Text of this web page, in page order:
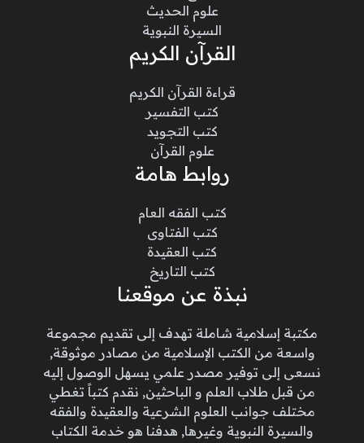
علوم الحديث
السيرة النبوية
القرآن الكريم
قراءة القرآن الكريم
كتب التفسير
كتب التجويد
علوم القرآن
روابط هامة
كتب الفقه العام
كتب الفتاوى
كتب العقيدة
كتب التاريخ
نبذة عن موقعنا
مكتبة إسلامية شاملة تهدف إلى تقديم مجموعة
واسعة من الكتب الإسلامية من مصادر موثوقة,
نسعى إلى توفير مصدر علمي يسهل الوصول إليه
من قبل طلاب العلم و الباحثين, نقدم كتباً تغطي
مختلف جوانب العلوم الشرعية والعقيدة والفقه
والسيرة النبوية وغيرها, هدفنا هو خدمة الكتاب